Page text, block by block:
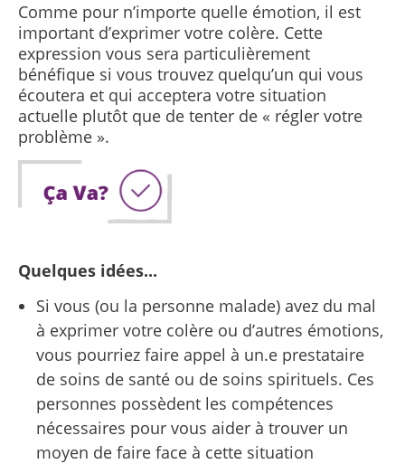
Comme pour n’importe quelle émotion, il est
important d’exprimer votre colère. Cette
expression vous sera particulièrement
bénéfique si vous trouvez quelqu’un qui vous
écoutera et qui acceptera votre situation
actuelle plutôt que de tenter de « régler votre
problème ».
Quelques idées...
Si vous (ou la personne malade) avez du mal
à exprimer votre colère ou d’autres émotions,
vous pourriez faire appel à un.e prestataire
de soins de santé ou de soins spirituels. Ces
personnes possèdent les compétences
nécessaires pour vous aider à trouver un
moyen de faire face à cette situation